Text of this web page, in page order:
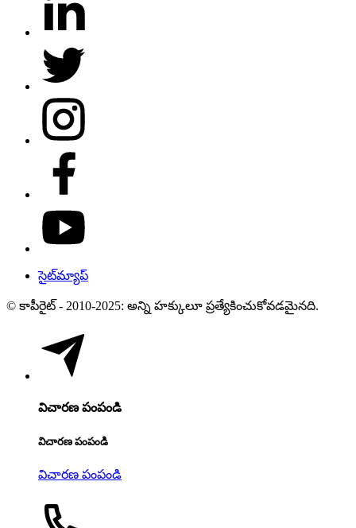
సైట్‌మ్యాప్
© కాపీరైట్ - 2010-2025: అన్ని హక్కులూ ప్రత్యేకించుకోవడమైనది.
విచారణ పంపండి
విచారణ పంపండి
విచారణ పంపండి